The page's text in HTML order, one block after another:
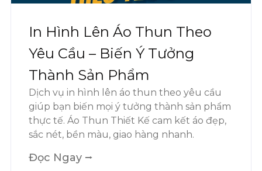
In Hình Lên Áo Thun Theo
Yêu Cầu – Biến Ý Tưởng
Thành Sản Phẩm
Dịch vụ in hình lên áo thun theo yêu cầu
giúp bạn biến mọi ý tưởng thành sản phẩm
thực tế. Áo Thun Thiết Kế cam kết áo đẹp,
sắc nét, bền màu, giao hàng nhanh.
Đọc Ngay ⭢